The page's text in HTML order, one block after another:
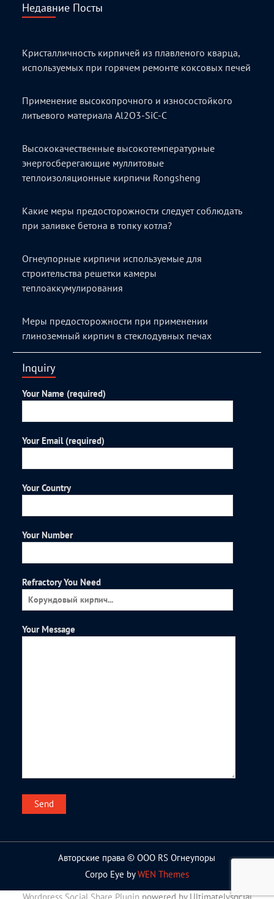
Недавние Посты
Кристалличность кирпичей из плавленого кварца,
используемых при горячем ремонте коксовых печей
Применение высокопрочного и износостойкого
литьевого материала Al2O3-SiC-C
Высококачественные высокотемпературные
энергосберегающие муллитовые
теплоизоляционные кирпичи Rongsheng
Какие меры предосторожности следует соблюдать
при заливке бетона в топку котла?
Огнеупорные кирпичи используемые для
строительства решетки камеры
теплоаккумулирования
Меры предосторожности при применении
глиноземный кирпич в стеклодувных печах
Inquiry
Your Name (required)
Your Email (required)
Your Country
Your Number
Refractory You Need
Your Message
Авторские права © ООО RS Огнеупоры
Corpo Eye byWEN Themes